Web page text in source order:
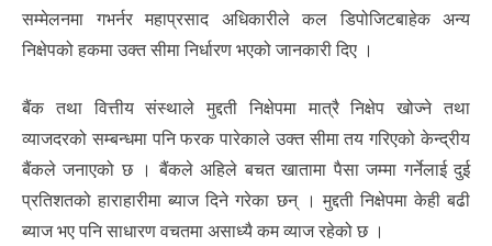
सम्मेलनमा गभर्नर महाप्रसाद अधिकारीले कल डिपोजिटबाहेक अन्य
निक्षेपको हकमा उक्त सीमा निर्धारण भएको जानकारी दिए ।
बैंक तथा वित्तीय संस्थाले मुद्दती निक्षेपमा मात्रै निक्षेप खोज्ने तथा
व्याजदरको सम्बन्धमा पनि फरक पारेकाले उक्त सीमा तय गरिएको केन्द्रीय
बैंकले जनाएको छ । बैंकले अहिले बचत खातामा पैसा जम्मा गर्नेलाई दुई
प्रतिशतको हाराहारीमा ब्याज दिने गरेका छन् । मुद्दती निक्षेपमा केही बढी
ब्याज भए पनि साधारण वचतमा असाध्यै कम व्याज रहेको छ ।